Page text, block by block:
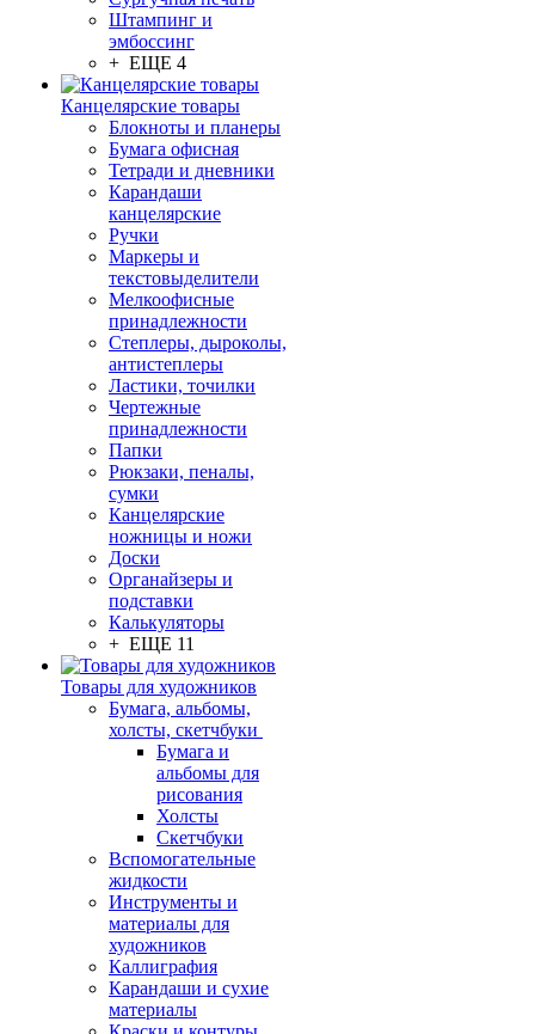
Штампинг и
эмбоссинг
+ ЕЩЕ 4
Канцелярские товары
Блокноты и планеры
Бумага офисная
Тетради и дневники
Карандаши
канцелярские
Ручки
Маркеры и
текстовыделители
Мелкоофисные
принадлежности
Степлеры, дыроколы,
антистеплеры
Ластики, точилки
Чертежные
принадлежности
Папки
Рюкзаки, пеналы,
сумки
Канцелярские
ножницы и ножи
Доски
Органайзеры и
подставки
Калькуляторы
+ ЕЩЕ 11
Товары для художников
Бумага, альбомы,
холсты, скетчбуки
Бумага и
альбомы для
рисования
Холсты
Скетчбуки
Вспомогательные
жидкости
Инструменты и
материалы для
художников
Каллиграфия
Карандаши и сухие
материалы